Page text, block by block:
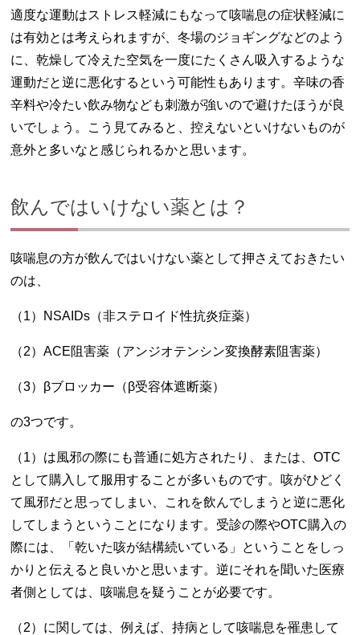
適度な運動はストレス軽減にもなって咳喘息の症状軽減に
は有効とは考えられますが、冬場のジョギングなどのよう
に、乾燥して冷えた空気を一度にたくさん吸入するような
運動だと逆に悪化するという可能性もあります。辛味の香
辛料や冷たい飲み物なども刺激が強いので避けたほうが良
いでしょう。こう見てみると、控えないといけないものが
意外と多いなと感じられるかと思います。
飲んではいけない薬とは？
咳喘息の方が飲んではいけない薬として押さえておきたい
のは、
（1）NSAIDs（非ステロイド性抗炎症薬）
（2）ACE阻害薬（アンジオテンシン変換酵素阻害薬）
（3）βブロッカー（β受容体遮断薬）
の3つです。
（1）は風邪の際にも普通に処方されたり、または、OTC
として購入して服用することが多いものです。咳がひどく
て風邪だと思ってしまい、これを飲んでしまうと逆に悪化
してしまうということになります。受診の際やOTC購入の
際には、「乾いた咳が結構続いている」ということをしっ
かりと伝えると良いかと思います。逆にそれを聞いた医療
者側としては、咳喘息を疑うことが必要です。
（2）に関しては、例えば、持病として咳喘息を罹患して